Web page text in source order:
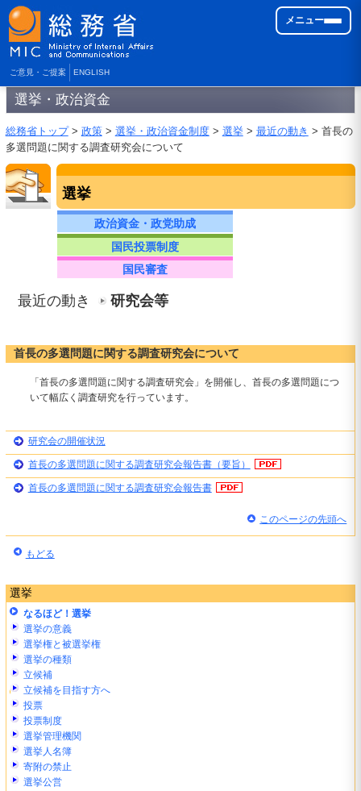
ご意見・ご提案 ENGLISH
メニュー
選挙・政治資金
総務省トップ> 政策> 選挙・政治資金制度> 選挙 > 最近の動き > 首長の
多選問題に関する調査研究会について
選挙
政治資金・政党助成
国民投票制度
国民審査
最近の動き 研究会等
首長の多選問題に関する調査研究会について
「首長の多選問題に関する調査研究会」を開催し、首長の多選問題につ
いて幅広く調査研究を行っています。
研究会の開催状況
首長の多選問題に関する調査研究会報告書（要旨）
首長の多選問題に関する調査研究会報告書
このページの先頭へ
もどる
選挙
なるほど！選挙
選挙の意義
選挙権と被選挙権
選挙の種類
立候補
立候補を目指す方へ
投票
投票制度
選挙管理機関
選挙人名簿
寄附の禁止
選挙公営